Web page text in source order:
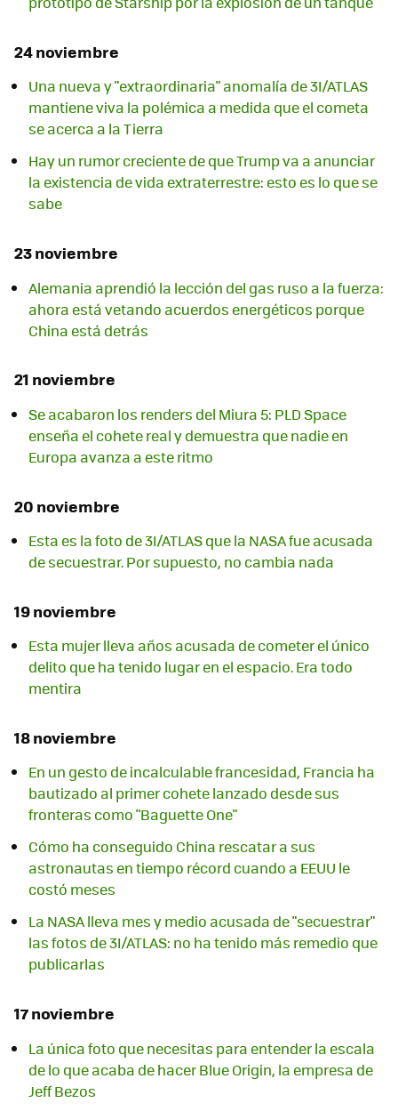
24 noviembre
Una nueva y "extraordinaria" anomalía de 3I/ATLAS
mantiene viva la polémica a medida que el cometa
se acerca a la Tierra
Hay un rumor creciente de que Trump va a anunciar
la existencia de vida extraterrestre: esto es lo que se
sabe
23 noviembre
Alemania aprendió la lección del gas ruso a la fuerza:
ahora está vetando acuerdos energéticos porque
China está detrás
21 noviembre
Se acabaron los renders del Miura 5: PLD Space
enseña el cohete real y demuestra que nadie en
Europa avanza a este ritmo
20 noviembre
Esta es la foto de 3I/ATLAS que la NASA fue acusada
de secuestrar. Por supuesto, no cambia nada
19 noviembre
Esta mujer lleva años acusada de cometer el único
delito que ha tenido lugar en el espacio. Era todo
mentira
18 noviembre
En un gesto de incalculable francesidad, Francia ha
bautizado al primer cohete lanzado desde sus
fronteras como "Baguette One"
Cómo ha conseguido China rescatar a sus
astronautas en tiempo récord cuando a EEUU le
costó meses
La NASA lleva mes y medio acusada de "secuestrar"
las fotos de 3I/ATLAS: no ha tenido más remedio que
publicarlas
17 noviembre
La única foto que necesitas para entender la escala
de lo que acaba de hacer Blue Origin, la empresa de
Jeff Bezos